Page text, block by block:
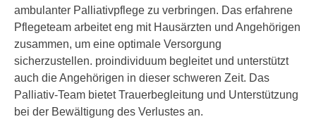
ambulanter Palliativpflege zu verbringen. Das erfahrene
Pflegeteam arbeitet eng mit Hausärzten und Angehörigen
zusammen, um eine optimale Versorgung
sicherzustellen. proindividuum begleitet und unterstützt
auch die Angehörigen in dieser schweren Zeit. Das
Palliativ-Team bietet Trauerbegleitung und Unterstützung
bei der Bewältigung des Verlustes an.